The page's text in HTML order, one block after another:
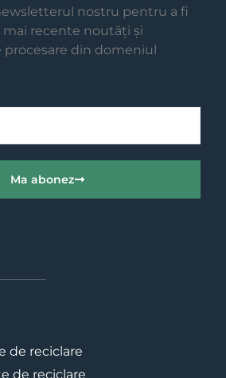
de reciclare
de reciclare
nostru pentru a fi
mai recente noutăți și
din domeniul
Ma abonez